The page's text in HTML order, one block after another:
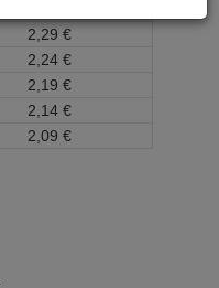
2, 29 €
2, 24 €
2, 19 €
2, 14 €
2, 09 €